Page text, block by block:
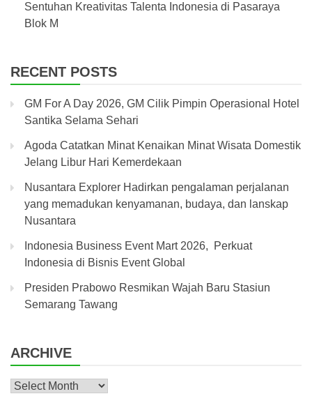
Sentuhan Kreativitas Talenta Indonesia di Pasaraya
Blok M
RECENT POSTS
GM For A Day 2026, GM Cilik Pimpin Operasional Hotel
Santika Selama Sehari
Agoda Catatkan Minat Kenaikan Minat Wisata Domestik
Jelang Libur Hari Kemerdekaan
Nusantara Explorer Hadirkan pengalaman perjalanan
yang memadukan kenyamanan, budaya, dan lanskap
Nusantara
Indonesia Business Event Mart 2026, Perkuat
Indonesia di Bisnis Event Global
Presiden Prabowo Resmikan Wajah Baru Stasiun
Semarang Tawang
ARCHIVE
Archive